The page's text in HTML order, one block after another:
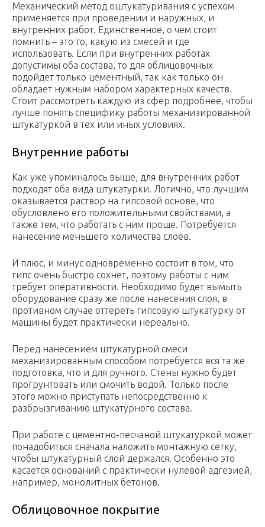
Механический метод оштукатуривания с успехом
применяется при проведении и наружных, и
внутренних работ. Единственное, о чем стоит
помнить – это то, какую из смесей и где
использовать. Если при внутренних работах
допустимы оба состава, то для облицовочных
подойдет только цементный, так как только он
обладает нужным набором характерных качеств.
Стоит рассмотреть каждую из сфер подробнее, чтобы
лучше понять специфику работы механизированной
штукатуркой в тех или иных условиях.
Внутренние работы
Как уже упоминалось выше, для внутренних работ
подходят оба вида штукатурки. Логично, что лучшим
оказывается раствор на гипсовой основе, что
обусловлено его положительными свойствами, а
также тем, что работать с ним проще. Потребуется
нанесение меньшего количества слоев.
И плюс, и минус одновременно состоит в том, что
гипс очень быстро сохнет, поэтому работы с ним
требует оперативности. Необходимо будет вымыть
оборудование сразу же после нанесения слоя, в
противном случае оттереть гипсовую штукатурку от
машины будет практически нереально.
Перед нанесением штукатурной смеси
механизированным способом потребуется вся та же
подготовка, что и для ручного. Стены нужно будет
прогрунтовать или смочить водой. Только после
этого можно приступать непосредственно к
разбрызгиванию штукатурного состава.
При работе с цементно-песчаной штукатуркой может
понадобиться сначала наложить монтажную сетку,
чтобы штукатурный слой держался. Особенно это
касается оснований с практически нулевой адгезией,
например, монолитных бетонов.
Облицовочное покрытие